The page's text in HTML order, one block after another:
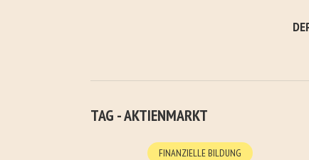
TAG - AKTIENMARKT
FINANZIELLE BILDUNG